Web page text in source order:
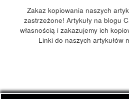
Zakaz kopiowania naszych
zastrzeżone! Artykuły na blogu
własnością i zakazujemy ich
Linki do naszych artykułów